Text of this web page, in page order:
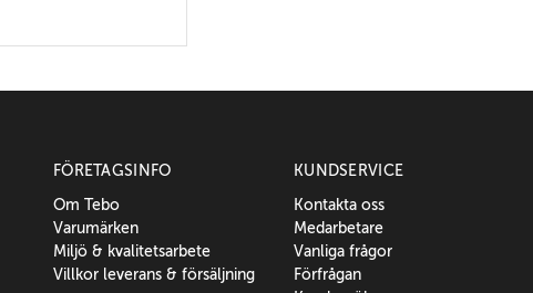
FÖRETAGSINFO
Om Tebo
Varumärken
Miljö & kvalitetsarbete
Villkor leverans & försäljning
KUNDSERVICE
Kontakta oss
Medarbetare
Vanliga frågor
Förfrågan